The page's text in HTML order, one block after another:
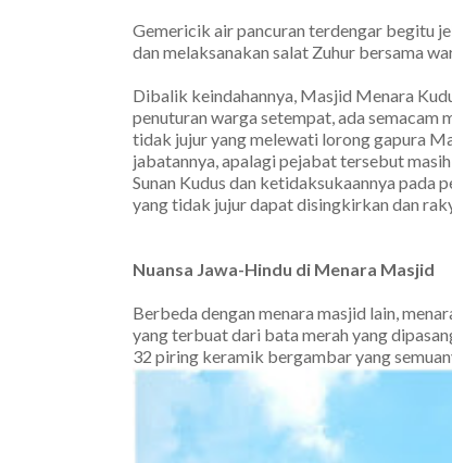
Gemericik air pancuran terdengar begitu
dan melaksanakan salat Zuhur bersama
Dibalik keindahannya, Masjid Menara
penuturan warga setempat, ada
tidak jujur yang melewati lorong gapura
jabatannya, apalagi pejabat tersebut
Sunan Kudus dan ketidaksukaannya pada
yang tidak jujur dapat disingkirkan dan
Nuansa Jawa-Hindu di Menara Masjid
Berbeda dengan menara masjid lain,
yang terbuat dari bata merah yang
32 piring keramik bergambar yang